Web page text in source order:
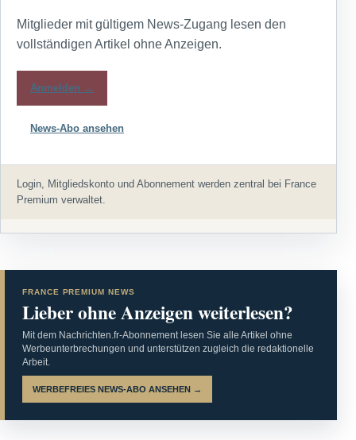
Mitglieder mit gültigem News-Zugang lesen den
vollständigen Artikel ohne Anzeigen.
Anmelden →
News-Abo ansehen
Login, Mitgliedskonto und Abonnement werden zentral bei France
Premium verwaltet.
FRANCE PREMIUM NEWS
Lieber ohne Anzeigen weiterlesen?
Mit dem Nachrichten.fr-Abonnement lesen Sie alle Artikel ohne
Werbeunterbrechungen und unterstützen zugleich die redaktionelle
Arbeit.
WERBEFREIES NEWS-ABO ANSEHEN →